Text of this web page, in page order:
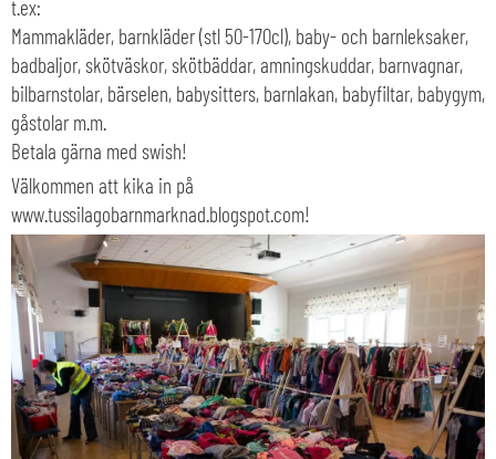
t.ex:
Mammakläder, barnkläder (stl 50-170cl), baby- och barnleksaker,
badbaljor, skötväskor, skötbäddar, amningskuddar, barnvagnar,
bilbarnstolar, bärselen, babysitters, barnlakan, babyfiltar, babygym,
gåstolar m.m.
Betala gärna med swish!
Välkommen att kika in på
www.tussilagobarnmarknad.blogspot.com!